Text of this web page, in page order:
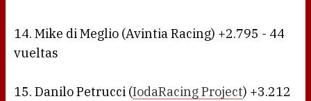
14. Mike di Meglio (Avintia Racing) +2.795 - 44
vueltas
15. Danilo Petrucci (IodaRacing Project) +3.212